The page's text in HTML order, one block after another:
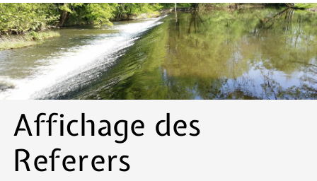
Affichage des
Referers